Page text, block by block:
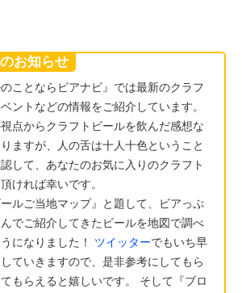
お知らせ
のことならビアナビ』では最新のクラフ
ントなどの情報をご紹介しています。
点からクラフトビールを飲んだ感想な
ますが、人の舌は十人十色ということ
して、あなたのお気に入りのクラフト
ければ幸いです。
ルご当地マップ』と題して、ビアっぷ
でご紹介してきたビールを地図で調べ
になりました！ ツイッターでもいち早
ていきますので、是非参考にしてもら
もらえると嬉しいです。 そして『ブロ